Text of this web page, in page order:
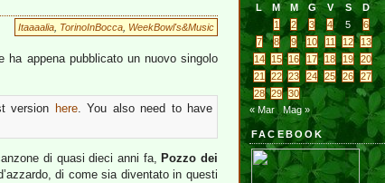
Itaaaalia TorinoInBocca WeekBowl's&Music
ha appena pubblicato un nuovo singolo
version here. You also need to have
di quasi dieci anni fa, Pozzo dei
di come sia diventato in questi
L M M G V S
D
1
2 3 4 5
6
7
8 9 10 11 12
13
14
15 16 17 18 19
20
21
22 23 24 25 26
27
28
29
30
« Mar
Mag »
FACEBOOK